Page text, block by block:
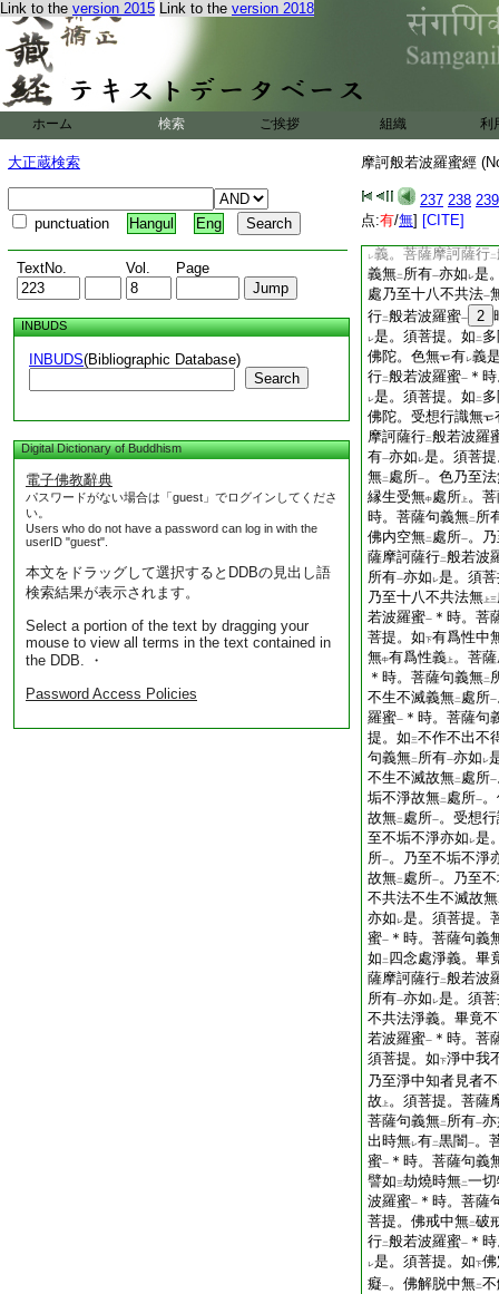
Link to the version 2015 Link to the version 2018
ホーム 検索 ご挨拶 組織 利
大正蔵検索
punctuation Hangul Eng
TextNo. Vol. Page
INBUDS
INBUDS(Bibliographic Database)
Search
Digital Dictionary of Buddhism
電子佛教辭典
パスワードがない場合は「guest」でログインしてくださ
い。
Users who do not have a password can log in with the
userID "guest".
本文をドラッグして選択するとDDBの見出し語
検索結果が表示されます。
Select a portion of the text by dragging your
mouse to view all terms in the text contained in
the DDB. ・
Password Access Policies
摩訶般若波羅蜜經
237 238 239
点:有/無] [CITE]
實義 。如焔
實義 。菩薩句
如法性法相法
所有一 亦如レ是
是。須菩提。如 二
レ 義。眼觸 13 因縁
有 レ義。菩薩摩訶
句義無 所有 亦如
空
15 時無 有
レ義。菩薩摩訶薩行二
義無二 所有一亦如 レ是
處乃至十八不共法一
行二般若波羅蜜一 2
レ是。須菩提。如 二
佛陀。色無
有レ義
行二般若波羅蜜一 ＊
レ是。須菩提。如 二
佛陀。受想行識無
摩訶薩行二般若波羅
有一亦如 レ是。須菩
無二 處所一。色乃至
縁生受無中處所 上 。
時。菩薩句義無二 所
佛内空無二 處所一。
薩摩訶薩行二般若波
所有一亦如 レ是。須
乃至十八不共法無 上三
若波羅蜜一
＊時。菩
菩提。如下有爲性中
無中有爲性義 上 。菩
＊時。菩薩句義無二
不生不滅義無二 處所一
羅蜜一
＊時。菩薩句
提。如三不作不出不
句義無二 所有一亦如 レ
不生不滅故無二 處所一
垢不淨故無二 處所一
故無二 處所一。受想
至不垢不淨亦如 レ是
所一。乃至不垢不淨
故無二 處所一。乃至
不共法不生不滅故無
亦如 レ是。須菩提。
蜜一
＊時。菩薩句義
如 二 四念處淨義。畢
薩摩訶薩行二般若波
所有一亦如 レ是。須
不共法淨義。畢竟
若波羅蜜一
＊時。菩
須菩提。如下淨中我
乃至淨中知者見者不
故 上 。須菩提。菩薩
菩薩句義無二 所有一
出時無レ有二黒闇一。
蜜一
＊時。菩薩句義
譬如三劫燒時無二一
波羅蜜一
＊時。菩薩
菩提。佛戒中無二破
行二般若波羅蜜一 ＊
レ是。須菩提。如下
癡一。佛解脱中無二